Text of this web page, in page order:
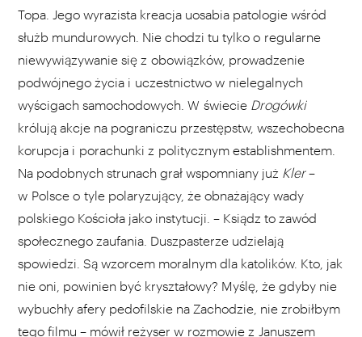
Topa. Jego wyrazista kreacja uosabia patologie wśród
służb mundurowych. Nie chodzi tu tylko o regularne
niewywiązywanie się z obowiązków, prowadzenie
podwójnego życia i uczestnictwo w nielegalnych
wyścigach samochodowych. W świecie Drogówki
królują akcje na pograniczu przestępstw, wszechobecna
korupcja i porachunki z politycznym establishmentem.
Na podobnych strunach grał wspomniany już Kler–
w Polsce o tyle polaryzujący, że obnażający wady
polskiego Kościoła jako instytucji. – Ksiądz to zawód
społecznego zaufania. Duszpasterze udzielają
spowiedzi. Są wzorcem moralnym dla katolików. Kto, jak
nie oni, powinien być kryształowy? Myślę, że gdyby nie
wybuchły afery pedofilskie na Zachodzie, nie zrobiłbym
tego filmu – mówił reżyser w rozmowie z Januszem